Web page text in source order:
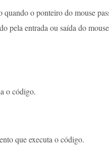
quando o ponteiro do mouse
pela entrada ou saída do
o código.
que executa o código.